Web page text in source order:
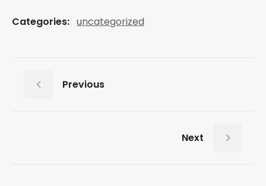
Categories: uncategorized
Previous
Next